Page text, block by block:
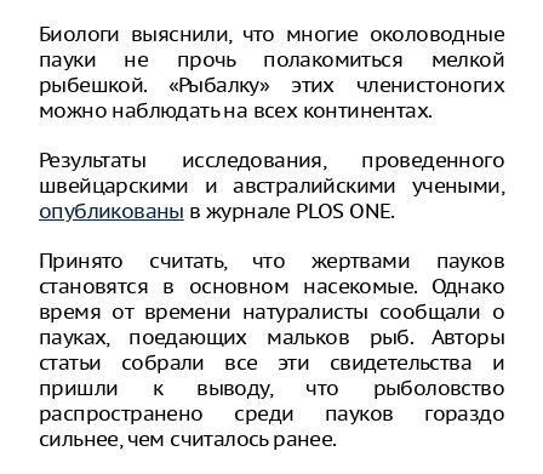
Биологи выяснили, что многие околоводные
пауки не прочь полакомиться мелкой
рыбешкой. «Рыбалку» этих членистоногих
можно наблюдать на всех континентах.
Результаты исследования, проведенного
швейцарскими и австралийскими учеными,
опубликованы в журнале PLOS ONE.
Принято считать, что жертвами пауков
становятся в основном насекомые. Однако
время от времени натуралисты сообщали о
пауках, поедающих мальков рыб. Авторы
статьи собрали все эти свидетельства и
пришли к выводу, что рыболовство
распространено среди пауков гораздо
сильнее, чем считалось ранее.